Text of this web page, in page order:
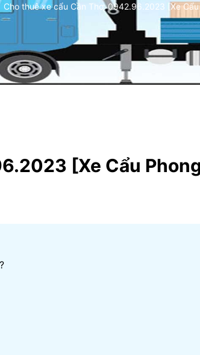
Cho thuê xe cẩu Cần Thơ, 0942.96.2023 [Xe
[Xe Cẩu